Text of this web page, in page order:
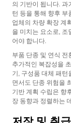
의 기반이 됩니다. 과
턴 등을 통해 향후 부
업체의 차량 확장 계
을 미치는 요소로, 조
어야 합니다.
부품 단종 및 연식 전
추가적인 복잡성을
기, 구성품 대체 패
면서도 단종 위험을
기반 계획 수립은 향
장 동향과 정렬하는